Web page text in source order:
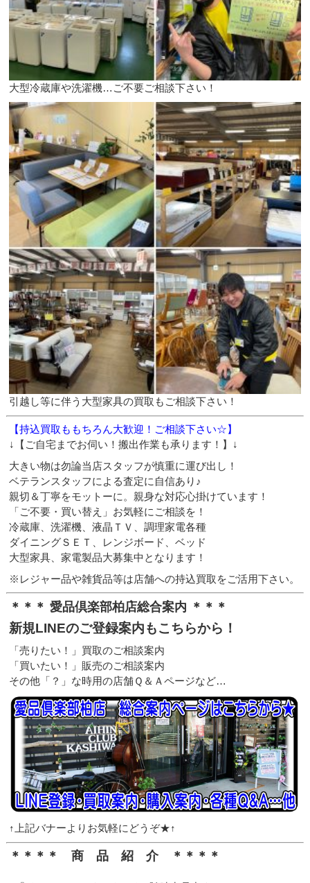
大型冷蔵庫や洗濯機…ご不要ご相談下さい！
引越し等に伴う大型家具の買取もご相談下さい！
【持込買取ももちろん大歓迎！ご相談下さい☆】
↓【ご自宅までお伺い！搬出作業も承ります！】↓
大きい物は勿論当店スタッフが慎重に運び出し！
ベテランスタッフによる査定に自信あり♪
親切＆丁寧をモットーに。親身な対応心掛けています！
「ご不要・買い替え」お気軽にご相談を！
冷蔵庫、洗濯機、液晶ＴＶ、調理家電各種
ダイニングＳＥＴ、レンジボード、ベッド
大型家具、家電製品大募集中となります！
※レジャー品や雑貨品等は店舗への持込買取をご活用下さい。
＊＊＊ 愛品倶楽部柏店総合案内 ＊＊＊
新規LINEのご登録案内もこちらから！
「売りたい！」買取のご相談案内
「買いたい！」販売のご相談案内
その他「？」な時用の店舗Ｑ＆Ａページなど…
↑上記バナーよりお気軽にどうぞ★↑
＊＊＊＊ 商 品 紹 介 ＊＊＊＊